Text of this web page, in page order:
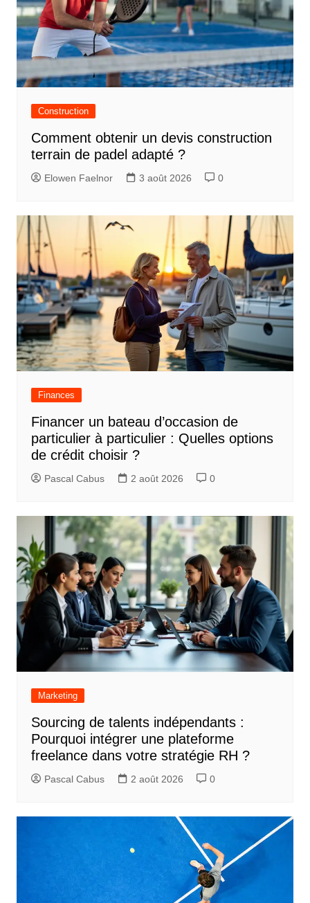
Construction
Comment obtenir un devis construction
terrain de padel adapté ?
Elowen Faelnor 3 août 2026 0
Finances
Financer un bateau d’occasion de
particulier à particulier : Quelles options
de crédit choisir ?
Pascal Cabus 2 août 2026 0
Marketing
Sourcing de talents indépendants :
Pourquoi intégrer une plateforme
freelance dans votre stratégie RH ?
Pascal Cabus 2 août 2026 0